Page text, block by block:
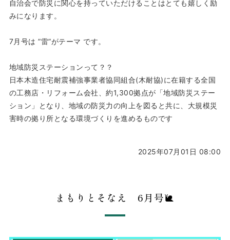
自治会で防災に関心を持っていただけることはとても嬉しく励
みになります。
7月号は ”雷”がテーマ です。
地域防災ステーションって？？
日本木造住宅耐震補強事業者協同組合(木耐協)に在籍する全国
の工務店・リフォーム会社、約1,300拠点が「地域防災ステー
ション」となり、地域の防災力の向上を図ると共に、大規模災
害時の拠り所となる環境づくりを進めるものです
2025年07月01日 08:00
まもりとそなえ 6月号🐌